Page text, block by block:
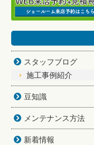
スタッフブログ
施工事例紹介
豆知識
メンテナンス方法
新着情報